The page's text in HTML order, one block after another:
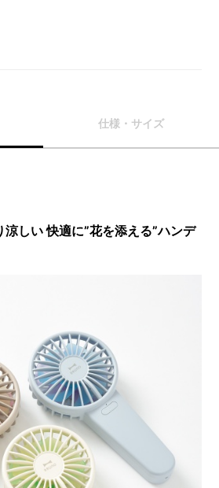
仕様・サイズ
しい 快適に”花を添える”ハンデ